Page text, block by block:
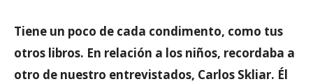
Tiene un poco de cada condimento, como tus
otros libros. En relación a los niños, recordaba a
otro de nuestro entrevistados, Carlos Skliar. Él